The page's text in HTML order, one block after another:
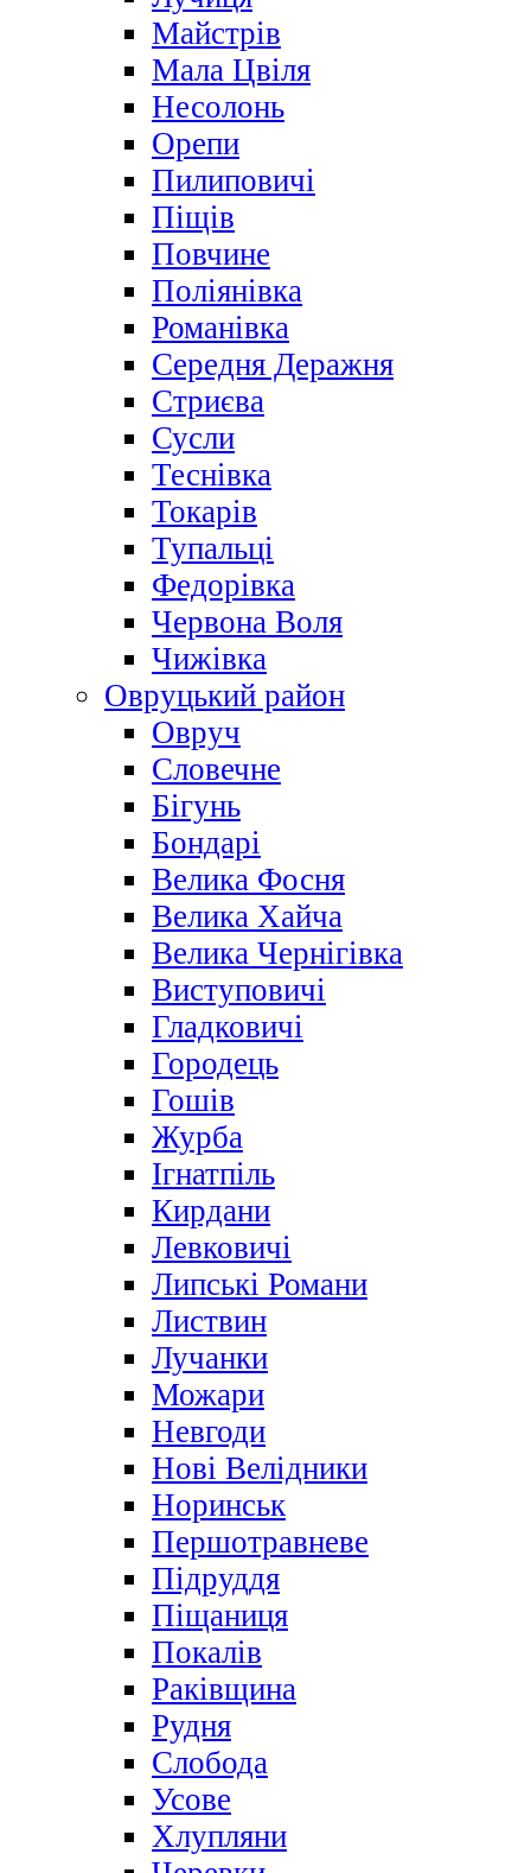
Майстрів
Мала Цвіля
Несолонь
Орепи
Пилиповичі
Піщів
Повчине
Поліянівка
Романівка
Середня Деражня
Стриєва
Сусли
Теснівка
Токарів
Тупальці
Федорівка
Червона Воля
Чижівка
Овруцький район
Овруч
Словечне
Бігунь
Бондарі
Велика Фосня
Велика Хайча
Велика Чернігівка
Виступовичі
Гладковичі
Городець
Гошів
Журба
Ігнатпіль
Кирдани
Левковичі
Липські Романи
Листвин
Лучанки
Можари
Невгоди
Нові Велідники
Норинськ
Першотравневе
Підруддя
Піщаниця
Покалів
Раківщина
Рудня
Слобода
Усове
Хлупляни